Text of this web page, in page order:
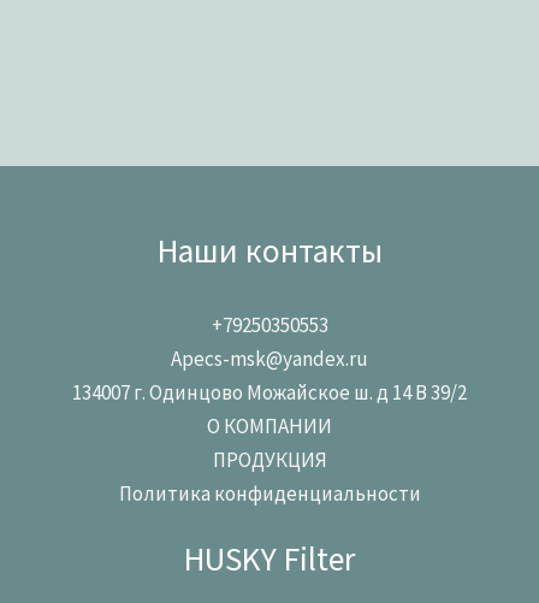
Наши контакты
+79250350553
Apecs-msk@yandex.ru
134007 г. Одинцово Можайское ш. д 14 В 39/2
О КОМПАНИИ
ПРОДУКЦИЯ
Политика конфиденциальности
HUSKY Filter